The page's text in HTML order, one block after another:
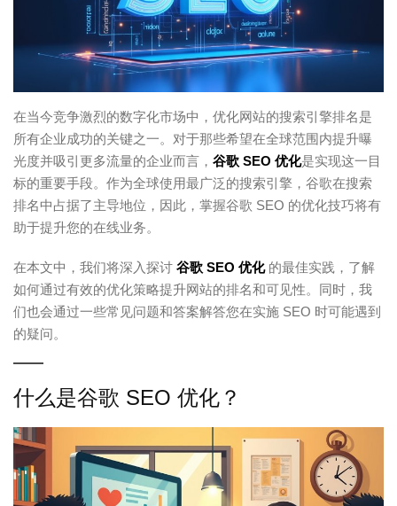
在当今竞争激烈的数字化市场中，优化网站的搜索引擎排名是
所有企业成功的关键之一。对于那些希望在全球范围内提升曝
光度并吸引更多流量的企业而言， 谷歌 SEO 优化是实现这一目
标的重要手段。作为全球使用最广泛的搜索引擎，谷歌在搜索
排名中占据了主导地位，因此，掌握谷歌 SEO 的优化技巧将有
助于提升您的在线业务。
在本文中，我们将深入探讨 谷歌 SEO 优化的最佳实践，了解
如何通过有效的优化策略提升网站的排名和可见性。同时，我
们也会通过一些常见问题和答案解答您在实施 SEO 时可能遇到
的疑问。
什么是谷歌 SEO 优化？